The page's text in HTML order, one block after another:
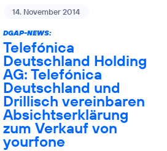
14. November 2014
DGAP-NEWS:
Telefónica
Deutschland Holding
AG: Telefónica
Deutschland und
Drillisch vereinbaren
Absichtserklärung
zum Verkauf von
yourfone